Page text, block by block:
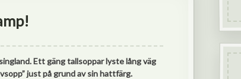
Ett gäng tallsoppar lyste lång väg
just på grund av sin hattfärg.